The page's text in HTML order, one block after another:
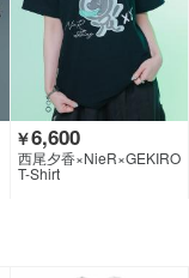
￥6,600
西尾夕香×NieR×GEKIRO
CK CLOTHING
T-Shirt